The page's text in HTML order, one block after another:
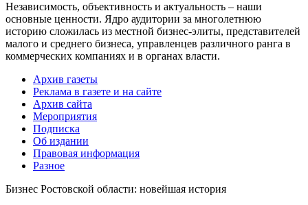
Независимость, объективность и актуальность – наши
основные ценности. Ядро аудитории за многолетнюю
историю сложилась из местной бизнес-элиты, представителей
малого и среднего бизнеса, управленцев различного ранга в
коммерческих компаниях и в органах власти.
Архив газеты
Реклама в газете и на сайте
Архив сайта
Мероприятия
Подписка
Об издании
Правовая информация
Разное
Бизнес Ростовской области: новейшая история